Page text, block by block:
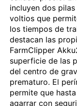
incluyen dos
voltios que
los tiempos de
destacan las
FarmClipper
superficie de las
del centro de
prematuro. El
permite que
agarrar con